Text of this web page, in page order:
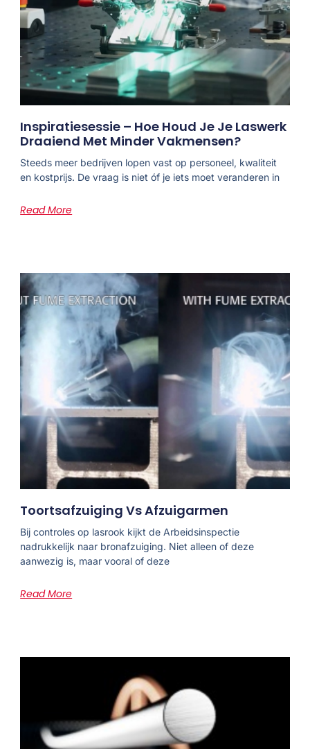
Inspiratiesessie – Hoe Houd Je Je Laswerk
Draaiend Met Minder Vakmensen?
Steeds meer bedrijven lopen vast op personeel, kwaliteit
en kostprijs. De vraag is niet óf je iets moet veranderen in
Read More
Toortsafzuiging Vs Afzuigarmen
Bij controles op lasrook kijkt de Arbeidsinspectie
nadrukkelijk naar bronafzuiging. Niet alleen of deze
aanwezig is, maar vooral of deze
Read More